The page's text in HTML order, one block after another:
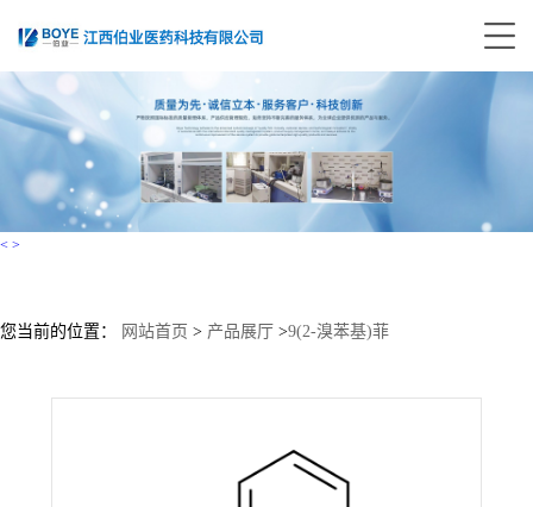
< >
您当前的位置： 网站首页 > 产品展厅 >9(2-溴苯基)菲